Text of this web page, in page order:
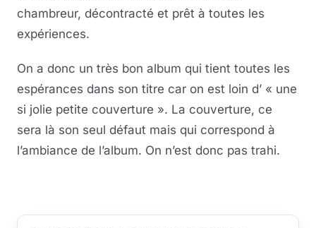
chambreur, décontracté et prêt à toutes les
expériences.
On a donc un très bon album qui tient toutes les
espérances dans son titre car on est loin d’ « une
si jolie petite couverture ». La couverture, ce
sera là son seul défaut mais qui correspond à
l’ambiance de l’album. On n’est donc pas trahi.